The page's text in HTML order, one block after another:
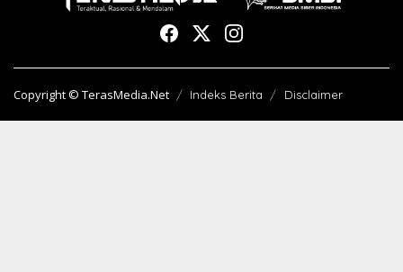
Copyright © TerasMedia.Net Indeks Berita Disclaimer